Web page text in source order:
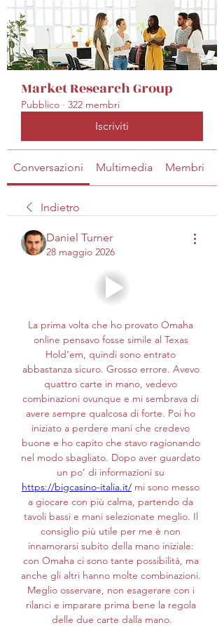
Market Research Group
Pubblico · 322 membri
Iscriviti
Conversazioni Multimedia Membri
Indietro
Daniel Turner
28 maggio 2026
La prima volta che ho provato Omaha
online pensavo fosse simile al Texas
Hold’em, quindi sono entrato
abbastanza sicuro. Grosso errore. Avevo
quattro carte in mano, vedevo
combinazioni ovunque e mi sembrava di
avere sempre qualcosa di forte. Poi ho
iniziato a perdere mani che credevo
buone e ho capito che stavo ragionando
nel modo sbagliato. Dopo aver guardato
https://bigcasino-italia.it/ mi sono messo
a giocare con più calma, partendo da
tavoli bassi e mani selezionate meglio. Il
consiglio più utile per me è non
innamorarsi subito della mano iniziale:
con Omaha ci sono tante possibilità, ma
anche gli altri hanno molte combinazioni.
Meglio osservare, non esagerare con i
rilanci e imparare prima bene la regola
delle due carte dalla mano.